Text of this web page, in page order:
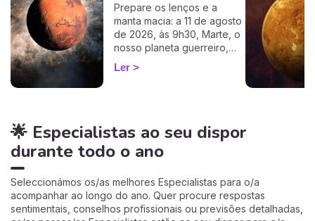
100%, apenas precisa de
ter a hora e o local do seu
nascimento.
Prepare os lenços e a
manta macia: a 11 de agosto
de 2026, às 9h30, Marte, o
nosso planeta guerreiro,
guarda a espada, deixa a
agitação mental de Gémeos
Muitos astrólogos
desprezam este trânsito por
o acharem «fraco»… mas eu
talvez um dos mais
profundamente humanos do
ano. Siga-me: o seu
Ler
🌟 Especialistas ao seu dispor
durante todo o ano
Seleccionámos os/as melhores Especialistas para o/a
acompanhar ao longo do ano. Quer procure respostas
sentimentais, conselhos profissionais ou previsões detalhadas,